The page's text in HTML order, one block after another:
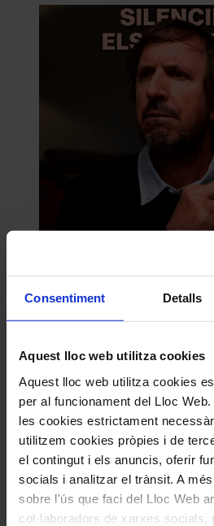
Consentiment Detalls
Aquest lloc web utilitza cookies
Aquest lloc web utilitza cookies
per al funcionament del Lloc
les cookies estrictament
utilitzem cookies pròpies i de
el contingut i els anuncis, oferir
socials i analitzar el trànsit. A
sobre l'ús que faci del Lloc Web
col·laboradors de xarxes socials,
Comparteix aquest article
Compártelo en Twitter
Compártelo per Whatsapp
Deixa un comentari
L'adreça electrònica no es publicarà.
marcats amb*
Comentari*